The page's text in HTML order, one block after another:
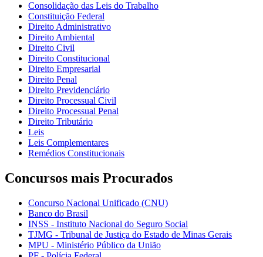
Consolidação das Leis do Trabalho
Constituição Federal
Direito Administrativo
Direito Ambiental
Direito Civil
Direito Constitucional
Direito Empresarial
Direito Penal
Direito Previdenciário
Direito Processual Civil
Direito Processual Penal
Direito Tributário
Leis
Leis Complementares
Remédios Constitucionais
Concursos mais Procurados
Concurso Nacional Unificado (CNU)
Banco do Brasil
INSS - Instituto Nacional do Seguro Social
TJMG - Tribunal de Justiça do Estado de Minas Gerais
MPU - Ministério Público da União